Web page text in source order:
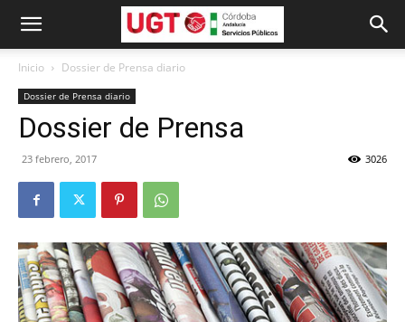
Inicio Dossier de Prensa diario
Dossier de Prensa diario
Dossier de Prensa
23 febrero, 2017 3026